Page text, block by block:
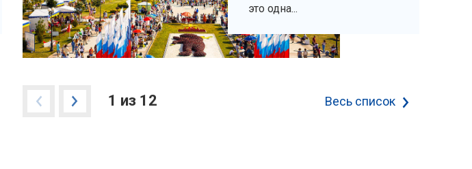
это одна...
1 из 12 Весь список